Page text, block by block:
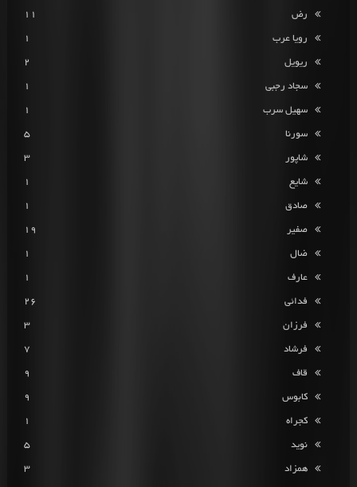
رض 11
رویا عرب 1
ریویل 2
سجاد رجبی 1
سهیل سرب 1
سورنا 5
شاپور 3
شایع 1
صادق 1
صفیر 19
ضال 1
عارف 1
فدائی 26
فرزان 3
فرشاد 7
قاف 9
کابوس 9
کجراه 1
نوید 5
همزاد 3